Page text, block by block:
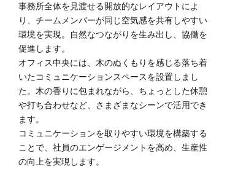
事務所全体を見渡せる開放的なレイアウトによ
り、チームメンバーが同じ空気感を共有しやすい
環境を実現。自然なつながりを生み出し、協働を
促進します。
オフィス中央には、木のぬくもりを感じる落ち着
いたコミュニケーションスペースを設置しまし
た。木の香りに包まれながら、ちょっとした休憩
や打ち合わせなど、さまざまなシーンで活用でき
ます。
コミュニケーションを取りやすい環境を構築する
ことで、社員のエンゲージメントを高め、生産性
の向上を実現します。